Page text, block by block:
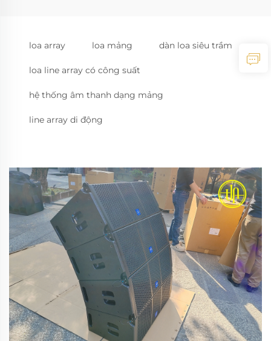
loa array loa mảng dàn loa siêu trầm
loa line array có công suất
hệ thống âm thanh dạng mảng
line array di động